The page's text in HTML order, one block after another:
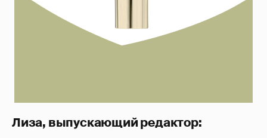
Лиза, выпускающий редактор: